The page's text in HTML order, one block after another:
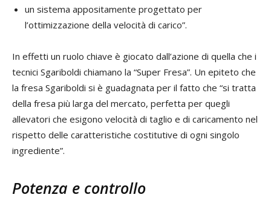
un sistema appositamente progettato per
l’ottimizzazione della velocità di carico”.
In effetti un ruolo chiave è giocato dall’azione di quella che i
tecnici Sgariboldi chiamano la “Super Fresa”. Un epiteto che
la fresa Sgariboldi si è guadagnata per il fatto che “si tratta
della fresa più larga del mercato, perfetta per quegli
allevatori che esigono velocità di taglio e di caricamento nel
rispetto delle caratteristiche costitutive di ogni singolo
ingrediente”.
Potenza e controllo